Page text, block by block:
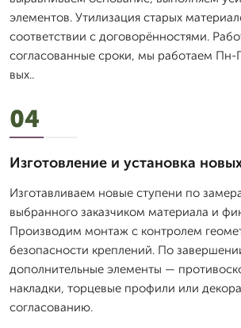
элементов. Утилизация старых
соответствии с договорённостями.
согласованные сроки, мы работаем
вых..
04
Изготовление и установка
Изготавливаем новые ступени по
выбранного заказчиком материала и
Производим монтаж с контролем
безопасности креплений. По
дополнительные элементы —
накладки, торцевые профили или
согласованию.